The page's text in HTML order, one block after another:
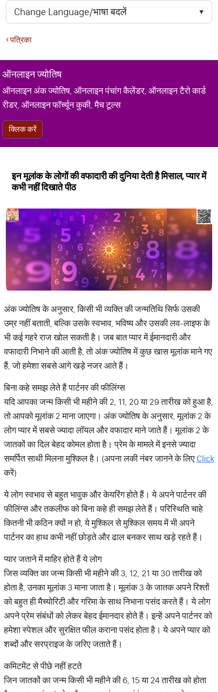
पत्रिका
ऑनलाइन ज्योतिष
ऑनलाइन अंक ज्योतिष, ऑनलाइन पंचांग कैलेंडर, ऑनलाइन टैरो कार्ड
रीडर, ऑनलाइन फॉर्च्यून कुकी, मैच टूल्स
क्लिक करें
इन मूलांक के लोगों की वफादारी की दुनिया देती है मिसाल, प्यार में
कभी नहीं दिखाते पीठ
अंक ज्योतिष के अनुसार, किसी भी व्यक्ति की जन्मतिथि सिर्फ उसकी
उम्र नहीं बताती, बल्कि उसके स्वभाव, भविष्य और उसकी लव-लाइफ के
भी कई गहरे राज खोल सकती है। जब बात प्यार में ईमानदारी और
वफादारी निभाने की आती है, तो अंक ज्योतिष में कुछ खास मूलांक माने गए
हैं, जो हमेशा सबसे आगे खड़े नजर आते हैं।
बिना कहे समझ लेते हैं पार्टनर की फीलिंग्स
यदि आपका जन्म किसी भी महीने की 2, 11, 20 या 29 तारीख को हुआ है,
तो आपको मूलांक 2 माना जाएगा। अंक ज्योतिष के अनुसार, मूलांक 2 के
लोग प्यार में सबसे ज्यादा लॉयल और वफादार माने जाते हैं। मूलांक 2 के
जातकों का दिल बेहद कोमल होता है। प्रेम के मामले में इनसे ज्यादा
समर्पित साथी मिलना मुश्किल है। (अपना लकी नंबर जानने के लिए Click
करें)
ये लोग स्वभाव से बहुत भावुक और केयरिंग होते हैं। ये अपने पार्टनर की
फीलिंग्स और तकलीफ को बिना कहे ही समझ लेते हैं। परिस्थिति चाहे
कितनी भी कठिन क्यों न हो, ये मुश्किल से मुश्किल समय में भी अपने
पार्टनर का हाथ कभी नहीं छोड़ते और ढाल बनकर साथ खड़े रहते हैं।
प्यार जताने में माहिर होते हैं ये लोग
जिस व्यक्ति का जन्म किसी भी महीने की 3, 12, 21 या 30 तारीख को
होता है, उनका मूलांक 3 माना जाता है। मूलांक 3 के जातक अपने रिश्तों
को बहुत ही मैच्योरिटी और गरिमा के साथ निभाना पसंद करते हैं। ये लोग
अपने प्रेम संबंधों को लेकर बेहद ईमानदार होते हैं। इन्हें अपने पार्टनर को
हमेशा स्पेशल और सुरक्षित फील कराना पसंद होता है। ये अपने प्यार को
शब्दों और सरप्राइज के जरिए जताते हैं।
कमिटमेंट से पीछे नहीं हटते
जिन जातकों का जन्म किसी भी महीने की 6, 15 या 24 तारीख को होता